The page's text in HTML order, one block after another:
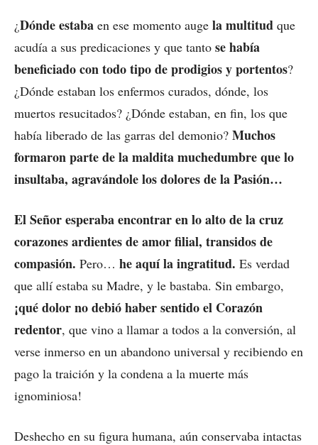
¿Dónde estaba en ese momento auge la multitud que
acudía a sus predicaciones y que tanto se había
beneficiado con todo tipo de prodigios y portentos?
¿Dónde estaban los enfermos curados, dónde, los
muertos resucitados? ¿Dónde estaban, en fin, los que
había liberado de las garras del demonio? Muchos
formaron parte de la maldita muchedumbre que lo
insultaba, agravándole los dolores de la Pasión…
El Señor esperaba encontrar en lo alto de la cruz
corazones ardientes de amor filial, transidos de
compasión. Pero… he aquí la ingratitud. Es verdad
que allí estaba su Madre, y le bastaba. Sin embargo,
¡qué dolor no debió haber sentido el Corazón
redentor, que vino a llamar a todos a la conversión, al
verse inmerso en un abandono universal y recibiendo en
pago la traición y la condena a la muerte más
ignominiosa!
Deshecho en su figura humana, aún conservaba intactas